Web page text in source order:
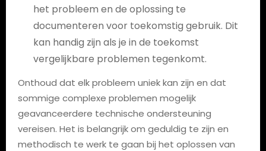
het probleem en de oplossing te
documenteren voor toekomstig gebruik. Dit
kan handig zijn als je in de toekomst
vergelijkbare problemen tegenkomt.
Onthoud dat elk probleem uniek kan zijn en dat
sommige complexe problemen mogelijk
geavanceerdere technische ondersteuning
vereisen. Het is belangrijk om geduldig te zijn en
methodisch te werk te gaan bij het oplossen van